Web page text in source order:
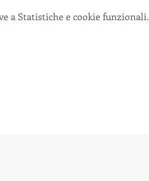
a Statistiche e cookie funzionali.